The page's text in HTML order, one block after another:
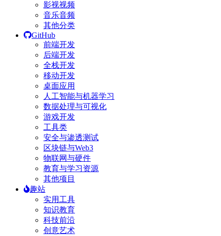
影视视频
音乐音频
其他分类
GitHub
前端开发
后端开发
全栈开发
移动开发
桌面应用
人工智能与机器学习
数据处理与可视化
游戏开发
工具类
安全与渗透测试
区块链与Web3
物联网与硬件
教育与学习资源
其他项目
趣站
实用工具
知识教育
科技前沿
创意艺术